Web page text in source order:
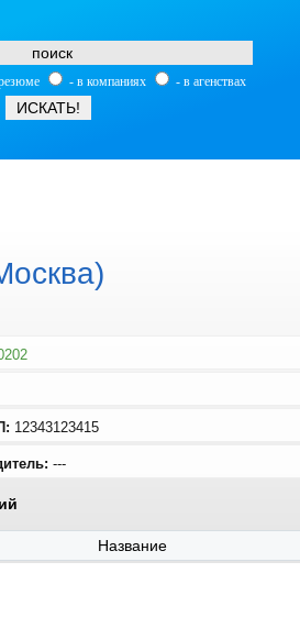
- в компаниях - в агенствах
12343123415
---
Название